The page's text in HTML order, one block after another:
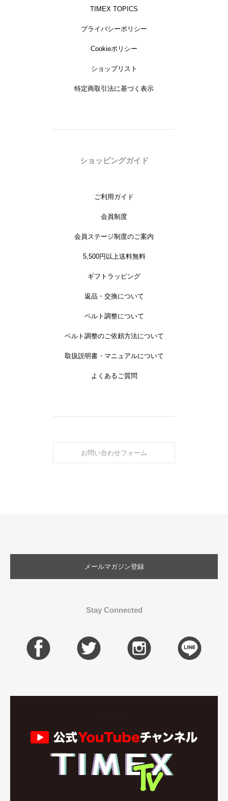
TIMEX TOPICS
プライバシーポリシー
Cookieポリシー
ショップリスト
特定商取引法に基づく表示
ショッピングガイド
ご利用ガイド
会員制度
会員ステージ制度のご案内
5,500円以上送料無料
ギフトラッピング
返品・交換について
ベルト調整について
ベルト調整のご依頼方法について
取扱説明書・マニュアルについて
よくあるご質問
お問い合わせフォーム
メールマガジン登録
Stay Connected